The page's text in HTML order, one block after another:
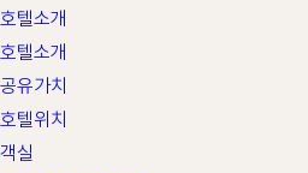
호텔소개
호텔소개
공유가치
호텔위치
객실